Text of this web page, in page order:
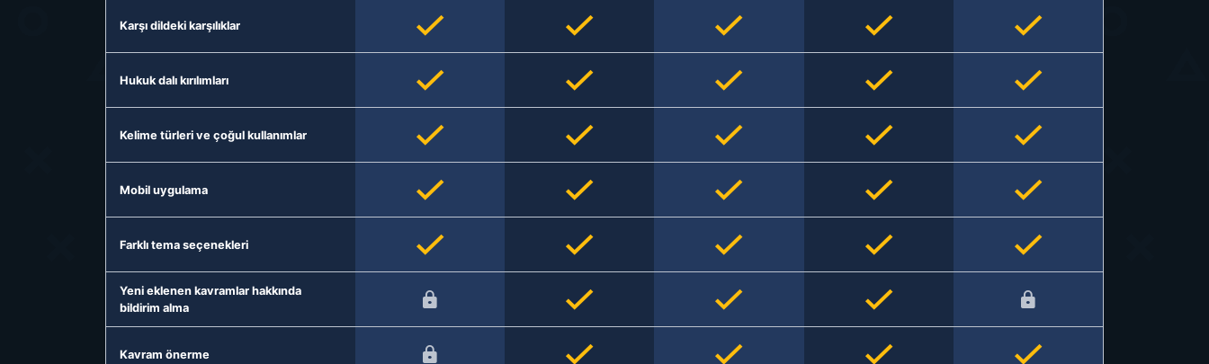
Karşı dildeki karşılıklar
Hukuk dalı kırılımları
Kelime türleri ve çoğul kullanımlar
Mobil uygulama
Farklı tema seçenekleri
Yeni eklenen kavramlar hakkında
bildirim alma
Kavram önerme